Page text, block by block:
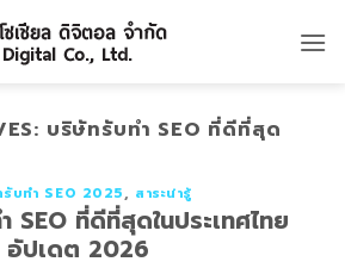
บริษัทรับทำ SEO ที่ดีที่สุด
บทำ SEO 2025, สาระน่ารู้
SEO ที่ดีที่สุดในประเทศไทย
อัปเดต 2026